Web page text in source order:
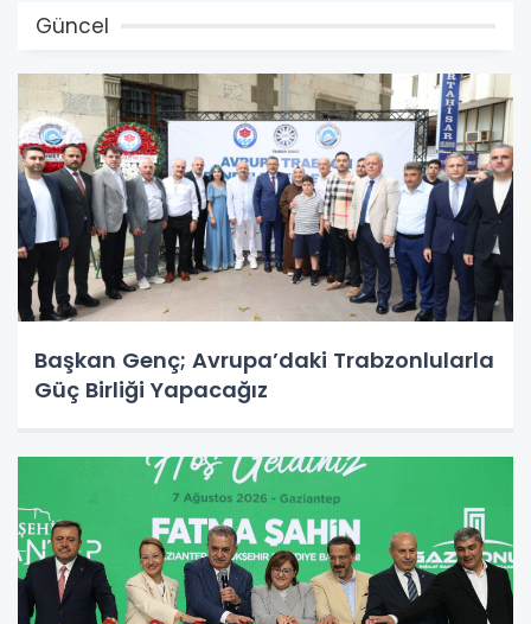
Güncel
Başkan Genç; Avrupa’daki Trabzonlularla
Güç Birliği Yapacağız